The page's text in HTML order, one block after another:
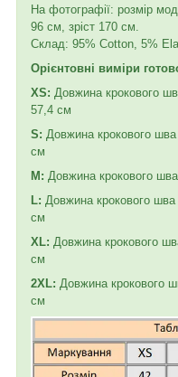
На фотографії: розмір
96 см, зріст 170 см.
Склад: 95% Cotton, 5%
Орієнтовні виміри
XS: Довжина крокового
57,4 см
S: Довжина крокового
см
M: Довжина крокового
L: Довжина крокового
см
XL: Довжина крокового
см
2XL: Довжина крокового
см